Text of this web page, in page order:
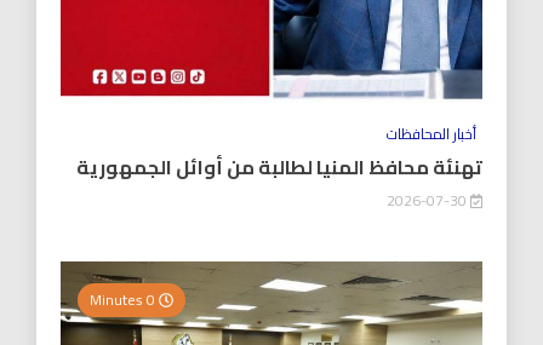
أخبار المحافظات
تهنئة محافظ المنيا لطالبة من أوائل الجمهورية